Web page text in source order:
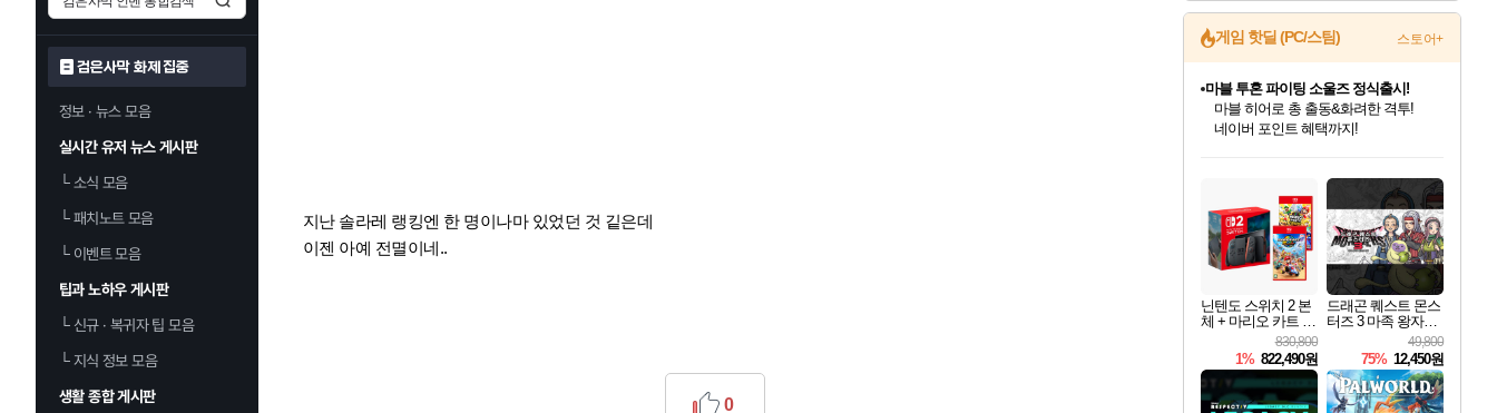
검은사막 화제 집중
정보 · 뉴스 모음
실시간 유저 뉴스 게시판
└소식 모음
└패치노트 모음
└이벤트 모음
팁과 노하우 게시판
└신규 · 복귀자 팁 모음
└지식 정보 모음
생활 종합 게시판
지난 솔라레 랭킹엔 한 명이나마 있었던 것 깉은데
이젠 아예 전멸이네..
0
게임 핫딜 (PC/스팀) 스토어+
최대 90% 할인가를 만나보세요!
네이버혜택과 함께 만나보세요!
마블 투혼 파이팅 소울즈 정식출시!
마블 히어로 총 출동&화려한 격투!
네이버 포인트 혜택까지!
네이버 혜택가와 함께 예약하세요!
할인&네이버혜택으로 만나보세요!
네이버페이 혜택과 만나보세요!
40주년 프로모션으로 만나보세요!
닌텐도 스위치 2 본
체 + 마리오 카트 월
드 + 슈퍼 마리오 파
티 잼버리 닌텐도
스위치 2 에디션 +
잼버리 TV 번들
830,800
1% 822,490원
드래곤 퀘스트 몬스
터즈 3 마족 왕자와
엘프의 여행 Dragon
Quest Monsters The
Dark Prince
49,800
75% 12,450원